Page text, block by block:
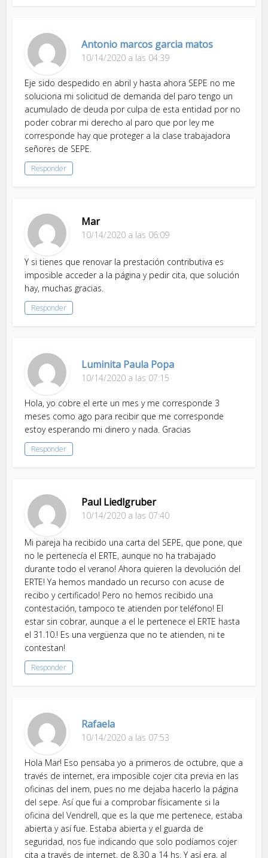
Antonio marcos garcia matos
10/14/2020 a las 04:39
Eje sido despedido en abril y hasta ahora SEPE no me
soluciona mi solicitud de demanda del paro tengo un
acumulado de deuda por culpa de esta entidad por no
poder cobrar mi derecho al paro que por ley me
corresponde hay que proteger a la clase trabajadora
señores de SEPE.
Responder
Mar
10/14/2020 a las 06:09
Y si tienes que renovar la prestación contributiva es
imposible acceder a la página y pedir cita, que solución
hay, muchas gracias.
Responder
Luminita Paula Popa
10/14/2020 a las 07:15
Hola, yo cobre el erte un mes y me corresponde 3
meses como ago para recibir que me corresponde
estoy esperando mi dinero y nada. Gracias
Responder
Paul Liedlgruber
10/14/2020 a las 07:40
Mi pareja ha recibido una carta del SEPE, que pone, que
no le pertenecía el ERTE, aunque no ha trabajado
durante todo el verano! Ahora quieren la devolución del
ERTE! Ya hemos mandado un recurso con acuse de
recibo y certificado! Pero no hemos recibido una
contestación, tampoco te atienden por teléfono! El
estar sin cobrar, aunque a el le pertenece el ERTE hasta
el 31.10.! Es una vergüenza que no te atienden, ni te
contestan!
Responder
Rafaela
10/14/2020 a las 07:53
Hola Mar! Eso pensaba yo a primeros de octubre, que a
través de internet, era imposible cojer cita previa en las
oficinas del inem, pues no me dejaba hacerlo la página
del sepe. Así que fui a comprobar físicamente si la
oficina del Vendrell, que es la que me pertenece, estaba
abierta y así fue. Estaba abierta y el guarda de
seguridad, nos fue indicando que solo podíamos cojer
cita a través de internet, de 8,30 a 14 hs. Y así era, al